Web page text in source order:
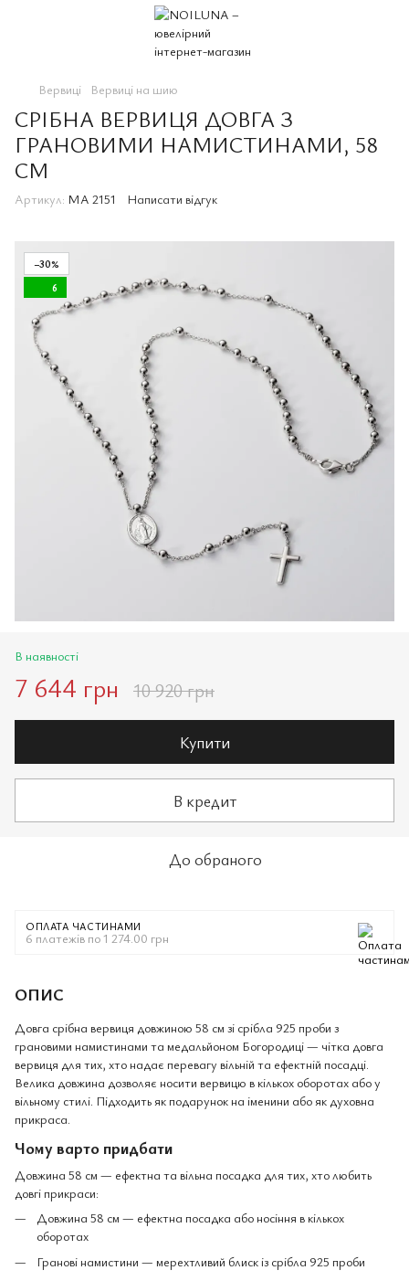
Вервиці Вервиці на шию
СРІБНА ВЕРВИЦЯ ДОВГА З
ГРАНОВИМИ НАМИСТИНАМИ, 58
СМ
Артикул: MA 2151 Написати відгук
−30%
6
В наявності
7 644 грн 10 920 грн
Купити
В кредит
До обраного
ОПЛАТА ЧАСТИНАМИ
6 платежів по 1 274.00 грн
ОПИС
Довга срібна вервиця довжиною 58 см зі срібла 925 проби з
грановими намистинами та медальйоном Богородиці — чітка довга
вервиця для тих, хто надає перевагу вільній та ефектній посадці.
Велика довжина дозволяє носити вервицю в кількох оборотах або у
вільному стилі. Підходить як подарунок на іменини або як духовна
прикраса.
Чому варто придбати
Довжина 58 см — ефектна та вільна посадка для тих, хто любить
довгі прикраси:
Довжина 58 см — ефектна посадка або носіння в кількох
оборотах
Гранові намистини — мерехтливий блиск із срібла 925 проби